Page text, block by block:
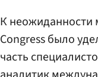
К неожиданности
Congress было
часть